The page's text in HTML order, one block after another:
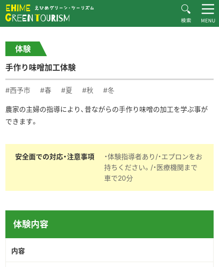
MOVIE
CONTACT
▶︎日本語
体験
手作り味噌加工体験
#西予市 #春 #夏 #秋 #冬
農家の主婦の指導により、昔ながらの手作り味噌の加工を学ぶ事が
できます。
安全面での対応・注意事項
・体験指導者あり/・エプロンをお
持ちください。/・医療機関まで
車で20分
体験内容
内容